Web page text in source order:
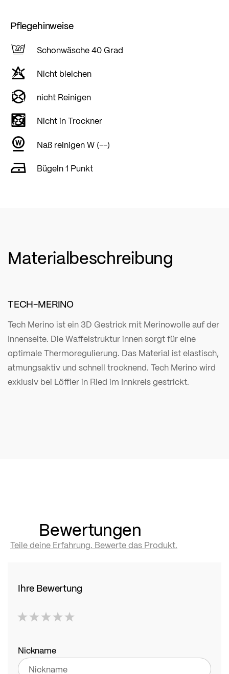
Pflegehinweise
Schonwäsche 40 Grad
Nicht bleichen
nicht Reinigen
Nicht in Trockner
Naß reinigen W (--)
Bügeln 1 Punkt
Materialbeschreibung
TECH-MERINO
Tech Merino ist ein 3D Gestrick mit Merinowolle auf der
Innenseite. Die Waffelstruktur innen sorgt für eine
optimale Thermoregulierung. Das Material ist elastisch,
atmungsaktiv und schnell trocknend. Tech Merino wird
exklusiv bei Löffler in Ried im Innkreis gestrickt.
Bewertungen
Teile deine Erfahrung. Bewerte das Produkt.
Ihre Bewertung
star
stars
stars
stars
stars
Nickname